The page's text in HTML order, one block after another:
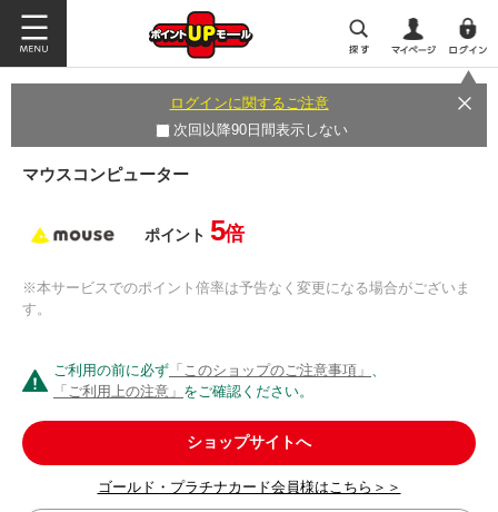
ログインに関するご注意
次回以降90日間表示しない
マウスコンピューター
ポイント 5倍
※本サービスでのポイント倍率は予告なく変更になる場合がございま
す。
ご利用の前に必ず 「このショップのご注意事項」 、
「ご利用上の注意」 をご確認ください。
ショップサイトへ
ゴールド・プラチナカード会員様はこちら＞＞